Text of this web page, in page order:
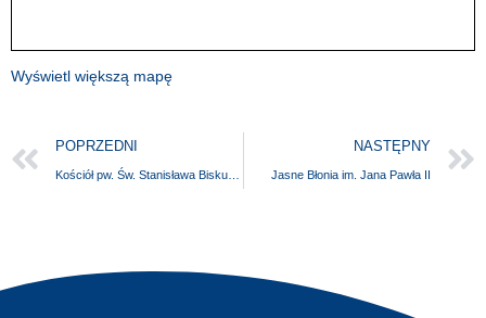
Wyświetl większą mapę
POPRZEDNI NASTĘPNY
Jasne Błonia im. Jana Pawła II